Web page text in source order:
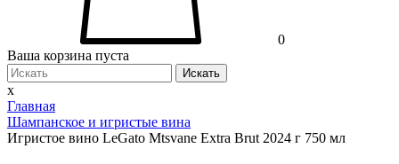
0
Ваша корзина пуста
Искать
x
Главная
Шампанское и игристые вина
Игристое вино LeGato Mtsvane Extra Brut 2024 г 750 мл